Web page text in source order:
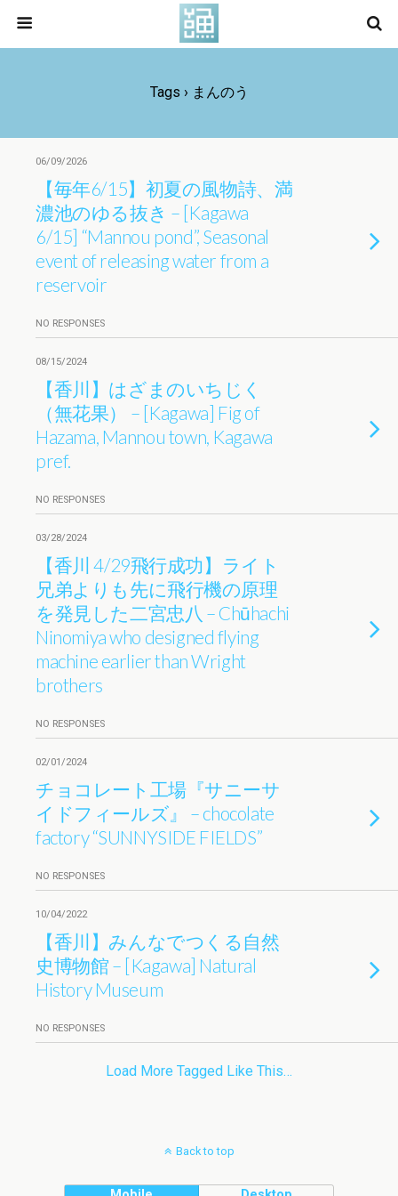
Tags › まんのう
06/09/2026
【毎年6/15】初夏の風物詩、満
濃池のゆる抜き – [Kagawa
6/15] “Mannou pond”, Seasonal
event of releasing water from a
reservoir
NO RESPONSES
08/15/2024
【香川】はざまのいちじく
（無花果） – [Kagawa] Fig of
Hazama, Mannou town, Kagawa
pref.
NO RESPONSES
03/28/2024
【香川 4/29飛行成功】ライト
兄弟よりも先に飛行機の原理
を発見した二宮忠八 – Chūhachi
Ninomiya who designed flying
machine earlier than Wright
brothers
NO RESPONSES
02/01/2024
チョコレート工場『サニーサ
イドフィールズ』 – chocolate
factory “SUNNYSIDE FIELDS”
NO RESPONSES
10/04/2022
【香川】みんなでつくる自然
史博物館 – [Kagawa] Natural
History Museum
NO RESPONSES
Load More Tagged Like This…
Back to top